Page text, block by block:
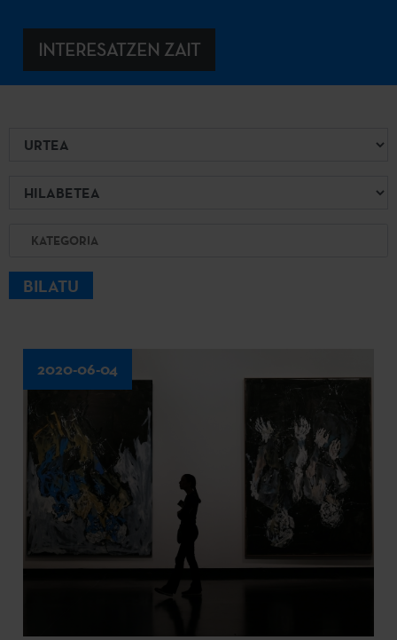
INTERESATZEN ZAIT
Urtea
Hilabetea
Kategoria
BILATU
2020-06-04